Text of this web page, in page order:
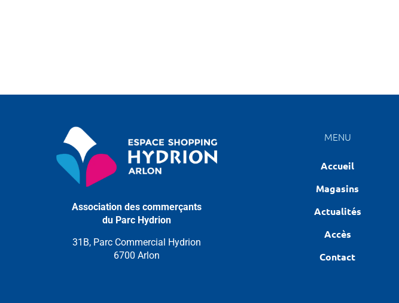
Association des commerçants
du Parc Hydrion
31B, Parc Commercial Hydrion
6700 Arlon
MENU
Accueil
Magasins
Actualités
Accès
Contact